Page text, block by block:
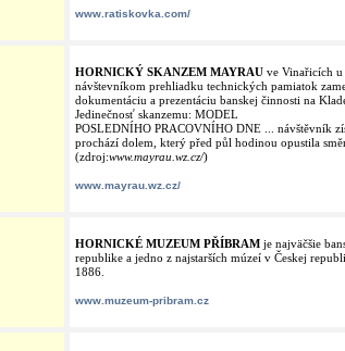
www.ratiskovka.com/
HORNICKÝ SKANZEM MAYRAUve Vinařicích u
návštevníkom prehliadku technických pamiatok
dokumentáciu a prezentáciu banskej činnosti na
Jedinečnosť skanzemu: MODEL
POSLEDNÍHO PRACOVNÍHO DNE ... návštěvník
prochází dolem, který před půl hodinou opustila
(zdroj:www.mayrau.wz.cz/)
www.mayrau.wz.cz/
HORNICKÉ MUZEUM PŘÍBRAMje najväčšie
republike a jedno z najstarších múzeí v Českej
1886.
www.muzeum-pribram.cz